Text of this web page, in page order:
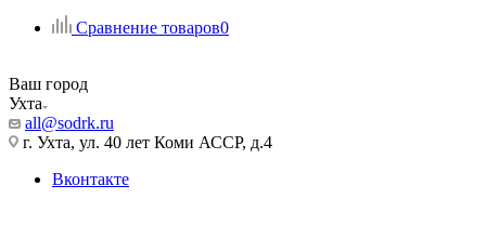
Сравнение товаров0
Ваш город
Ухта
all@sodrk.ru
г. Ухта, ул. 40 лет Коми АССР, д.4
Вконтакте